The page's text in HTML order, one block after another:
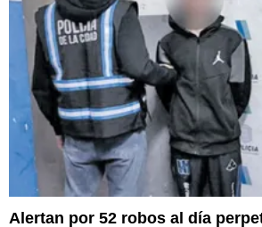
Alertan por 52 robos al día